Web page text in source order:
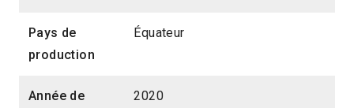
Pays de
production
Équateur
Année de
2020